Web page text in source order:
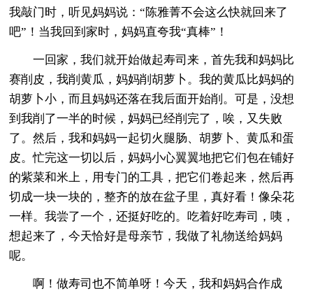
我敲门时，听见妈妈说：“陈雅菁不会这么快就回来了
吧”！当我回到家时，妈妈直夸我“真棒”！
一回家，我们就开始做起寿司来，首先我和妈妈比
赛削皮，我削黄瓜，妈妈削胡萝卜。我的黄瓜比妈妈的
胡萝卜小，而且妈妈还落在我后面开始削。可是，没想
到我削了一半的时候，妈妈已经削完了，唉，又失败
了。然后，我和妈妈一起切火腿肠、胡萝卜、黄瓜和蛋
皮。忙完这一切以后，妈妈小心翼翼地把它们包在铺好
的紫菜和米上，用专门的工具，把它们卷起来，然后再
切成一块一块的，整齐的放在盆子里，真好看！像朵花
一样。我尝了一个，还挺好吃的。吃着好吃寿司，咦，
想起来了，今天恰好是母亲节，我做了礼物送给妈妈
呢。
啊！做寿司也不简单呀！今天，我和妈妈合作成